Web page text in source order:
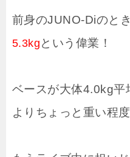
前身のJUNO-Diのと
5.3kg という偉業！
ベースが大体4.0kg平
よりちょっと重い程度